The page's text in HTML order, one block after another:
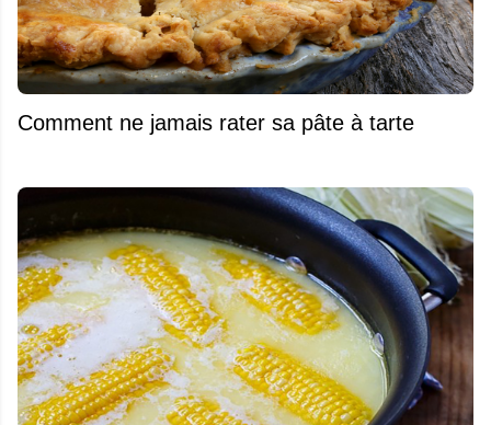
Comment ne jamais rater sa pâte à tarte